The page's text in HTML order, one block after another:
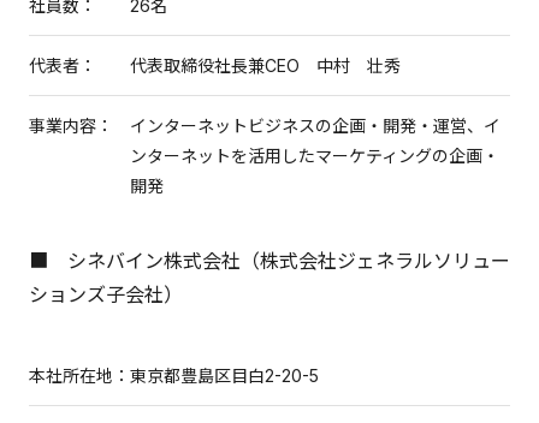
社員数： 26名
代表者： 代表取締役社長兼CEO 中村 壮秀
事業内容：
インターネットビジネスの企画・開発・運営、イ
ンターネットを活用したマーケティングの企画・
開発
■ シネバイン株式会社（株式会社ジェネラルソリュー
ションズ子会社）
本社所在地： 東京都豊島区目白2-20-5